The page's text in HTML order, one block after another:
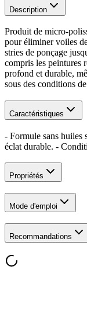
Description
Produit de micro-
pour éliminer voiles
stries de ponçage
compris les peintures
profond et durable,
sous des conditions
Caractéristiques
- Formule sans huiles
éclat durable. -
Propriétés
Mode d'emploi
Recommandations